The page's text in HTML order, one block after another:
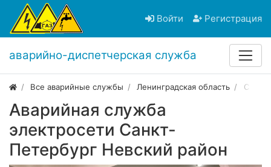
Войти Регистрация
аварийно-диспетчерская служба
Все аварийные службы Ленинградская область
Аварийная служба
электросети Санкт-
Петербург Невский район